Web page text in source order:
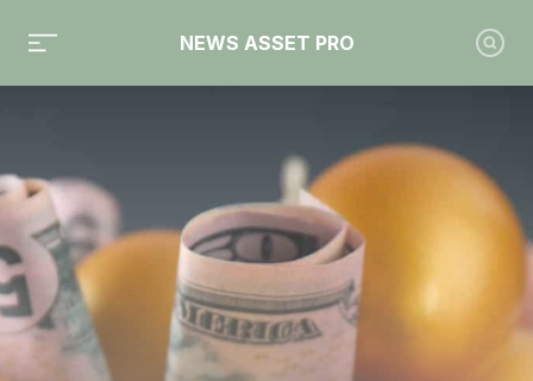
NEWS ASSET PRO
Toute l'actualité sur le tag "Gaspal Gestion"